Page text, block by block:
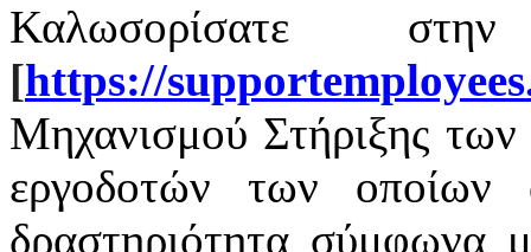
Καλωσορίσατε
[https://supportemployees
Μηχανισμού Στήριξης
εργοδοτών των οποίων
δραστηριότητα σύμφωνα